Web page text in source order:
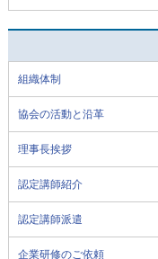
組織体制
協会の活動と沿革
理事長挨拶
認定講師紹介
認定講師派遣
企業研修のご依頼